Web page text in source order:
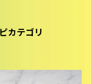
カテゴリ